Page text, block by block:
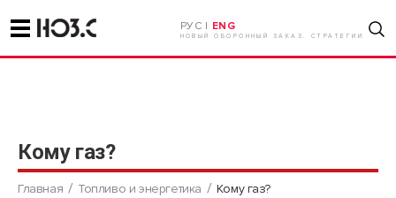
РУС | ENG
НОВЫЙ ОБОРОННЫЙ ЗАКАЗ. СТРАТЕГИИ
Кому газ?
Главная Топливо и энергетика Кому газ?